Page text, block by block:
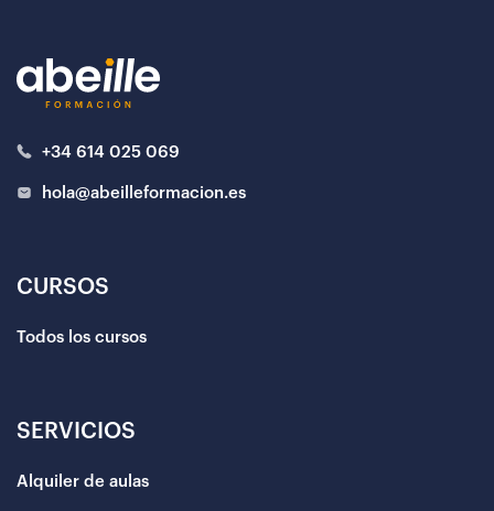
+34 614 025 069
hola@abeilleformacion.es
CURSOS
Todos los cursos
SERVICIOS
Alquiler de aulas